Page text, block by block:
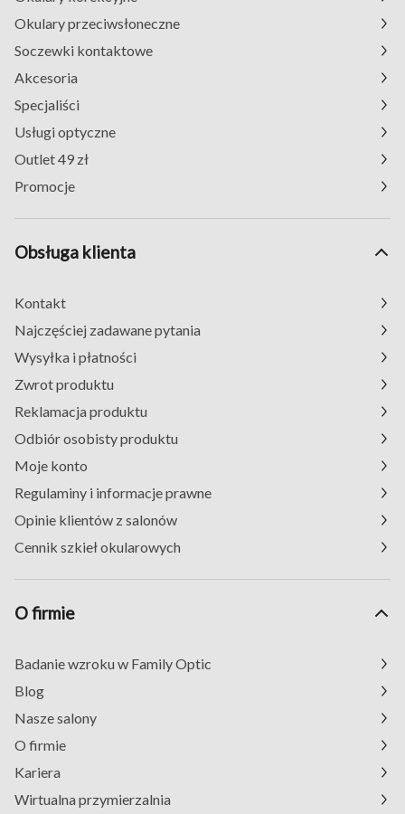
Okulary przeciwsłoneczne
Soczewki kontaktowe
Akcesoria
Specjaliści
Usługi optyczne
Outlet 49 zł
Promocje
Obsługa klienta
Kontakt
Najczęściej zadawane pytania
Wysyłka i płatności
Zwrot produktu
Reklamacja produktu
Odbiór osobisty produktu
Moje konto
Regulaminy i informacje prawne
Opinie klientów z salonów
Cennik szkieł okularowych
O firmie
Badanie wzroku w Family Optic
Blog
Nasze salony
O firmie
Kariera
Wirtualna przymierzalnia